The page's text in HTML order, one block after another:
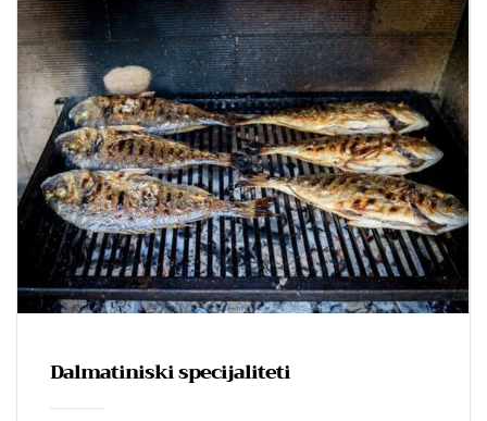
Dalmatiniski specijaliteti